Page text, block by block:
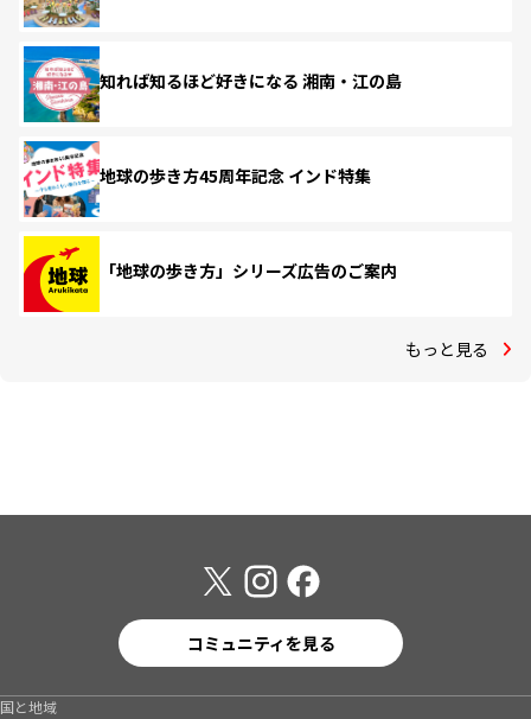
知れば知るほど好きになる 湘南・江の島
地球の歩き方45周年記念 インド特集
「地球の歩き方」シリーズ広告のご案内
もっと見る
コミュニティを見る
国と地域